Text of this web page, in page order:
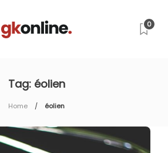
0
Tag: éolien
Home éolien